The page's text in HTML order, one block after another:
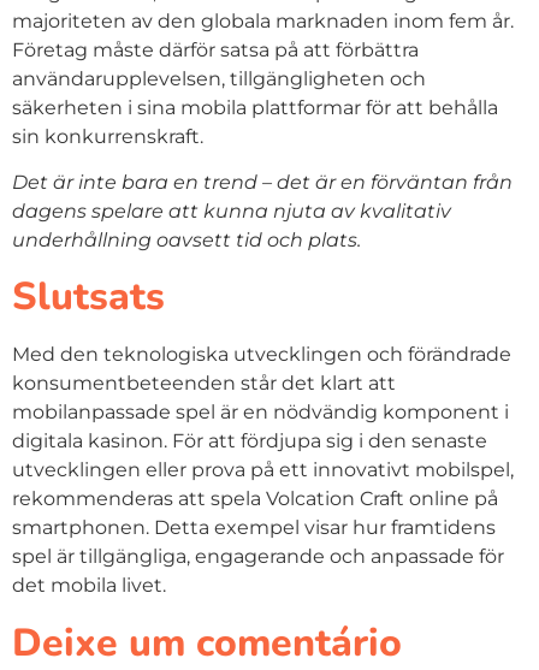
majoriteten av den globala marknaden inom fem år.
Företag måste därför satsa på att förbättra
användarupplevelsen, tillgängligheten och
säkerheten i sina mobila plattformar för att behålla
sin konkurrenskraft.
Det är inte bara en trend – det är en förväntan från
dagens spelare att kunna njuta av kvalitativ
underhållning oavsett tid och plats.
Slutsats
Med den teknologiska utvecklingen och förändrade
konsumentbeteenden står det klart att
mobilanpassade spel är en nödvändig komponent i
digitala kasinon. För att fördjupa sig i den senaste
utvecklingen eller prova på ett innovativt mobilspel,
rekommenderas att spela Volcation Craft online på
smartphonen. Detta exempel visar hur framtidens
spel är tillgängliga, engagerande och anpassade för
det mobila livet.
Deixe um comentário